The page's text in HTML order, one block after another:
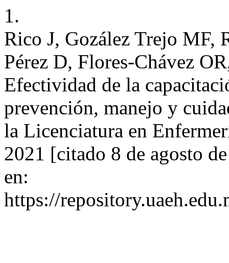
1.
Rico J, Gozález Trejo MF,
Pérez D, Flores-Chávez
Efectividad de la
prevención, manejo y
la Licenciatura en
2021 [citado 8 de agosto
en:
https://